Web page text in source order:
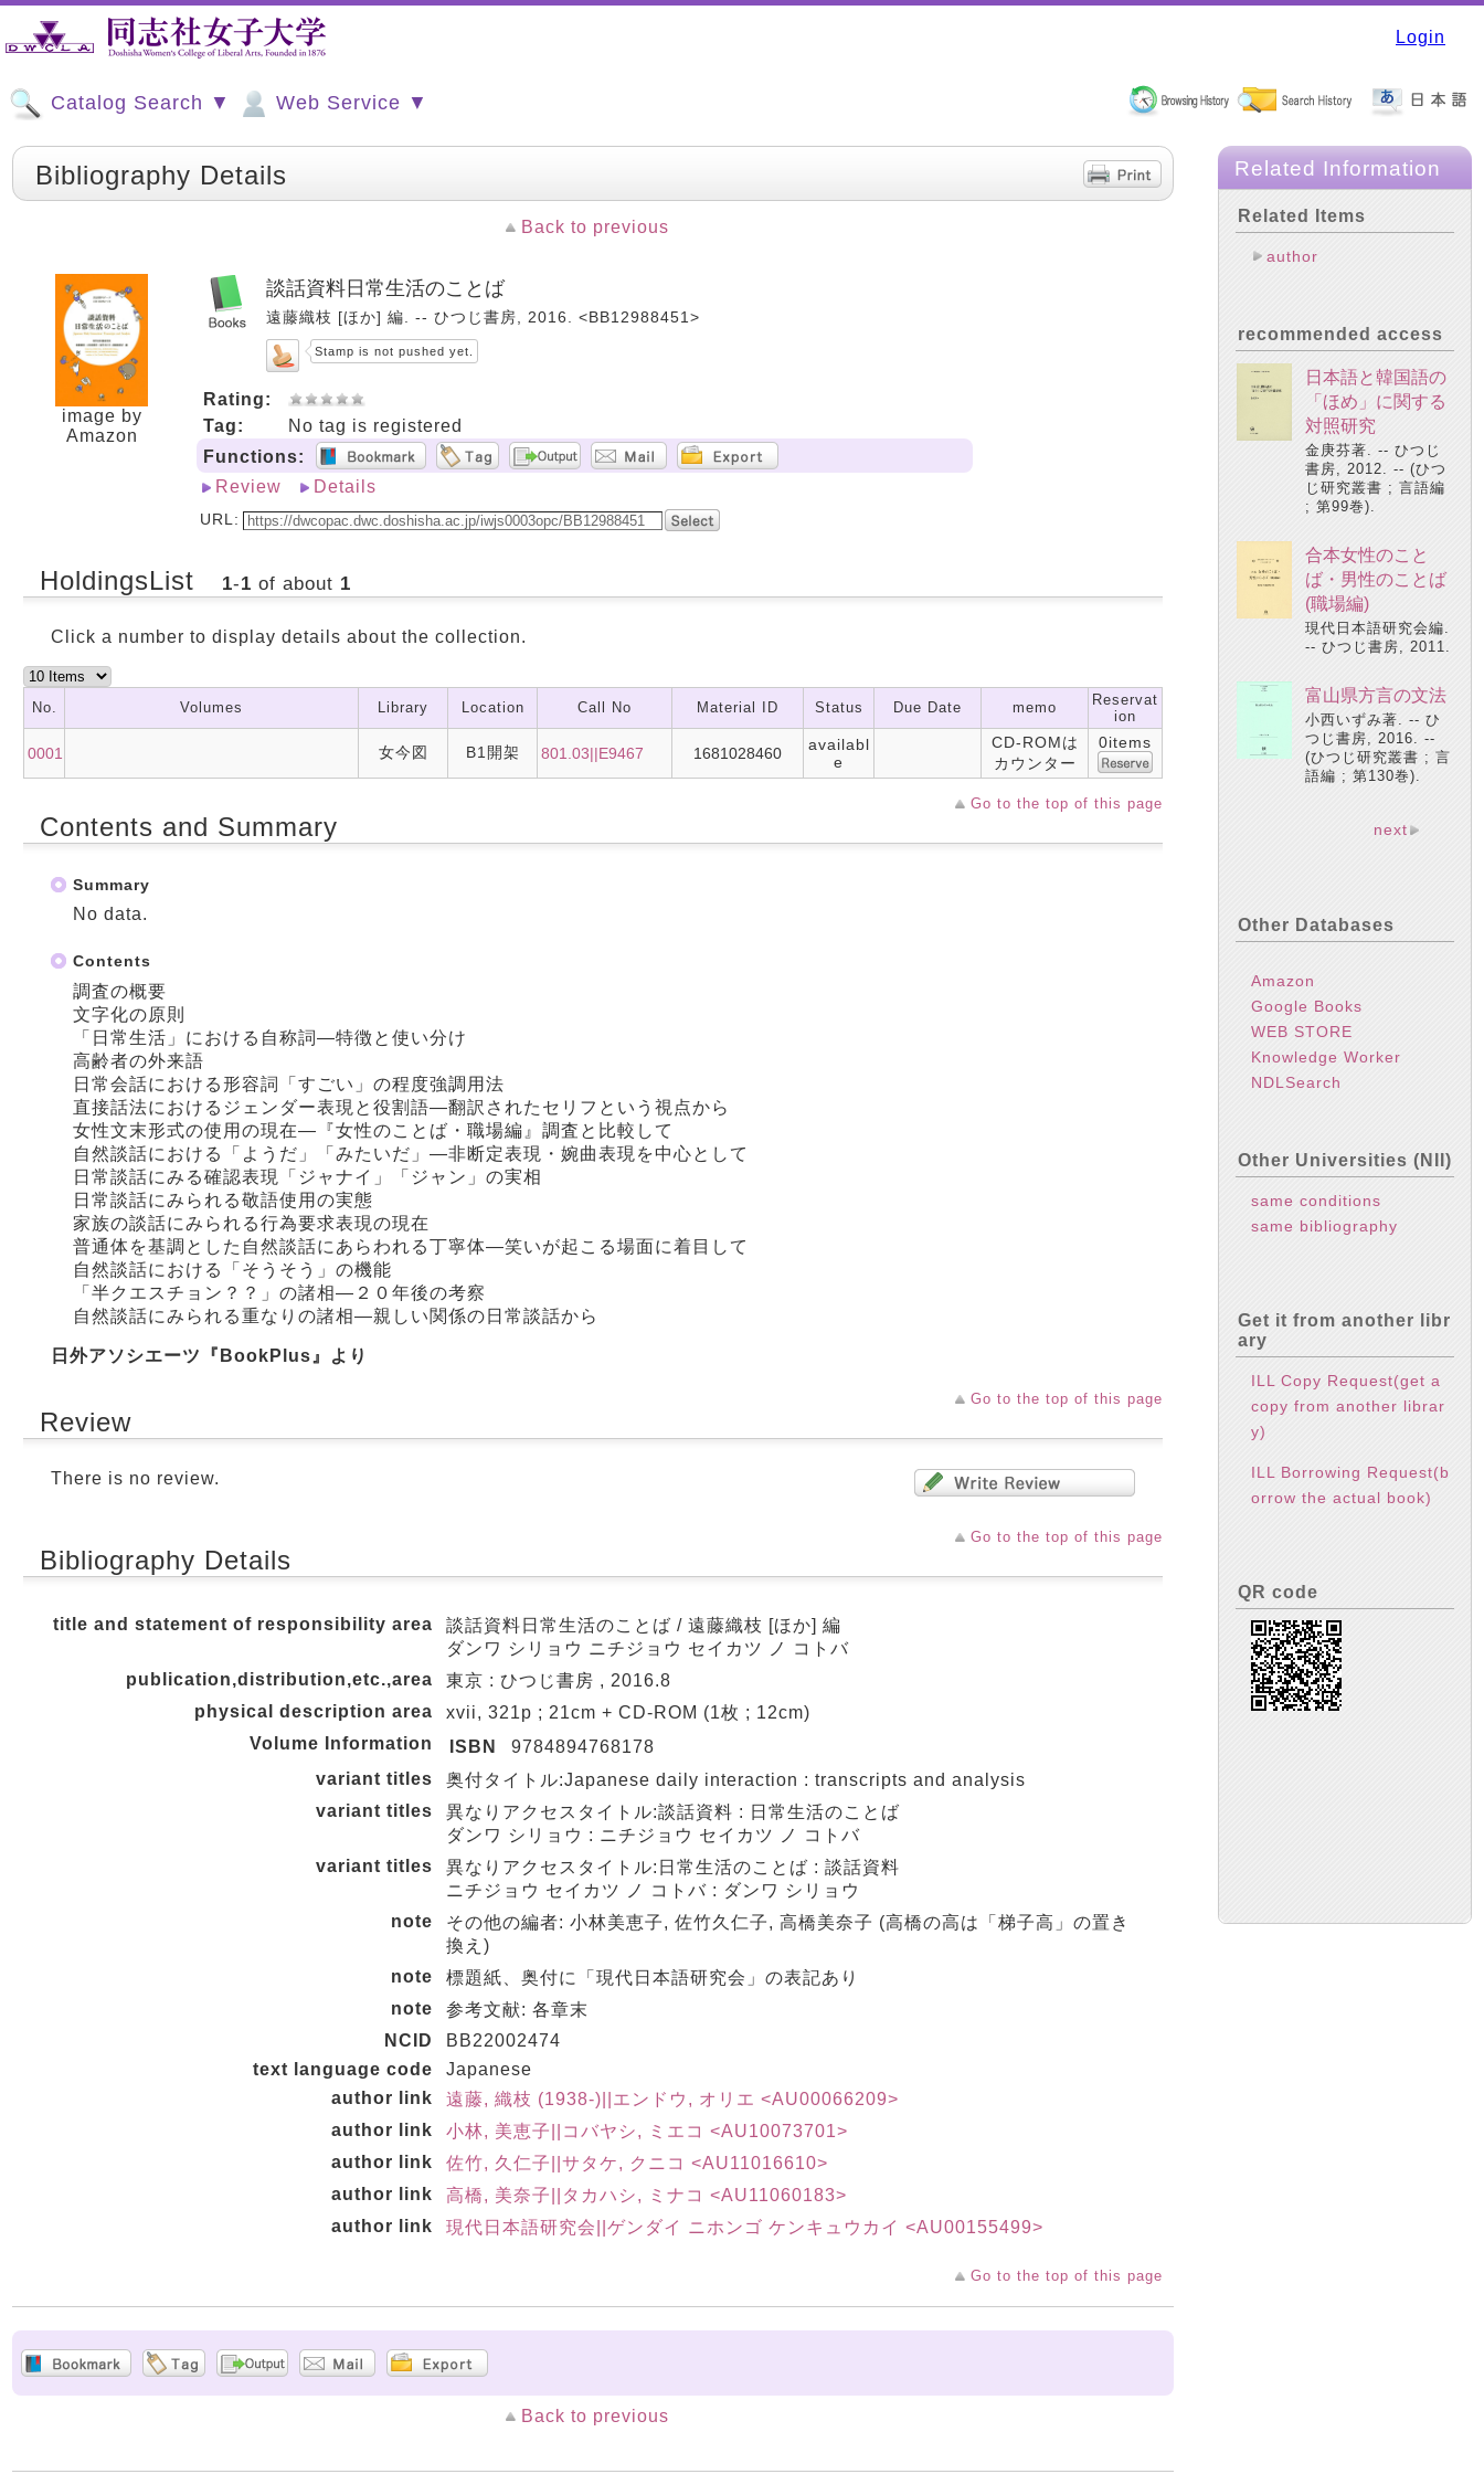
Login
Catalog Search ▼ Web Service ▼
Bibliography Details
Back to previous
image by
Amazon
談話資料日常生活のことば
遠藤織枝 [ほか] 編. -- ひつじ書房, 2016. <BB12988451>
Stamp is not pushed yet.
Rating:
Tag:
No tag is registered
Functions:
Review
Details
URL:
HoldingsList 1-1 of about 1
Click a number to display details about the collection.
No. Volumes Library Location Call No Material ID Status Due Date memo
Reservat
ion
0001 女今図 B1開架 801.03||E9467 1681028460
availabl
e
CD-ROMは
カウンター
0items
Go to the top of this page
Contents and Summary
Summary
No data.
Contents
調査の概要
文字化の原則
「日常生活」における自称詞―特徴と使い分け
高齢者の外来語
日常会話における形容詞「すごい」の程度強調用法
直接話法におけるジェンダー表現と役割語―翻訳されたセリフという視点から
女性文末形式の使用の現在―『女性のことば・職場編』調査と比較して
自然談話における「ようだ」「みたいだ」―非断定表現・婉曲表現を中心として
日常談話にみる確認表現「ジャナイ」「ジャン」の実相
日常談話にみられる敬語使用の実態
家族の談話にみられる行為要求表現の現在
普通体を基調とした自然談話にあらわれる丁寧体―笑いが起こる場面に着目して
自然談話における「そうそう」の機能
「半クエスチョン？？」の諸相―２０年後の考察
自然談話にみられる重なりの諸相―親しい関係の日常談話から
日外アソシエーツ『BookPlus』より
Go to the top of this page
Review
There is no review.
Go to the top of this page
Bibliography Details
title and statement of responsibility area
談話資料日常生活のことば / 遠藤織枝 [ほか] 編
ダンワ シリョウ ニチジョウ セイカツ ノ コトバ
publication,distribution,etc.,area
東京 : ひつじ書房 , 2016.8
physical description area
xvii, 321p ; 21cm + CD-ROM (1枚 ; 12cm)
Volume Information
ISBN
9784894768178
variant titles
奥付タイトル:Japanese daily interaction : transcripts and analysis
variant titles
異なりアクセスタイトル:談話資料 : 日常生活のことば
ダンワ シリョウ : ニチジョウ セイカツ ノ コトバ
variant titles
異なりアクセスタイトル:日常生活のことば : 談話資料
ニチジョウ セイカツ ノ コトバ : ダンワ シリョウ
note
その他の編者: 小林美恵子, 佐竹久仁子, 高橋美奈子 (高橋の高は「梯子高」の置き
換え)
note
標題紙、奥付に「現代日本語研究会」の表記あり
note
参考文献: 各章末
NCID
BB22002474
text language code
Japanese
author link
遠藤, 織枝 (1938-)||エンドウ, オリエ <AU00066209>
author link
小林, 美恵子||コバヤシ, ミエコ <AU10073701>
author link
佐竹, 久仁子||サタケ, クニコ <AU11016610>
author link
高橋, 美奈子||タカハシ, ミナコ <AU11060183>
author link
現代日本語研究会||ゲンダイ ニホンゴ ケンキュウカイ <AU00155499>
Go to the top of this page
Back to previous
Related Information
Related Items
author
recommended access
日本語と韓国語の
「ほめ」に関する
対照研究
金庚芬著. -- ひつじ
書房, 2012. -- (ひつ
じ研究叢書 ; 言語編
; 第99巻).
合本女性のこと
ば・男性のことば
(職場編)
現代日本語研究会編.
-- ひつじ書房, 2011.
富山県方言の文法
小西いずみ著. -- ひ
つじ書房, 2016. --
(ひつじ研究叢書 ; 言
語編 ; 第130巻).
next
Other Databases
Amazon
Google Books
WEB STORE
Knowledge Worker
NDLSearch
Other Universities (NII)
same conditions
same bibliography
Get it from another libr
ary
ILL Copy Request(get a
copy from another librar
y)
ILL Borrowing Request(b
orrow the actual book)
QR code